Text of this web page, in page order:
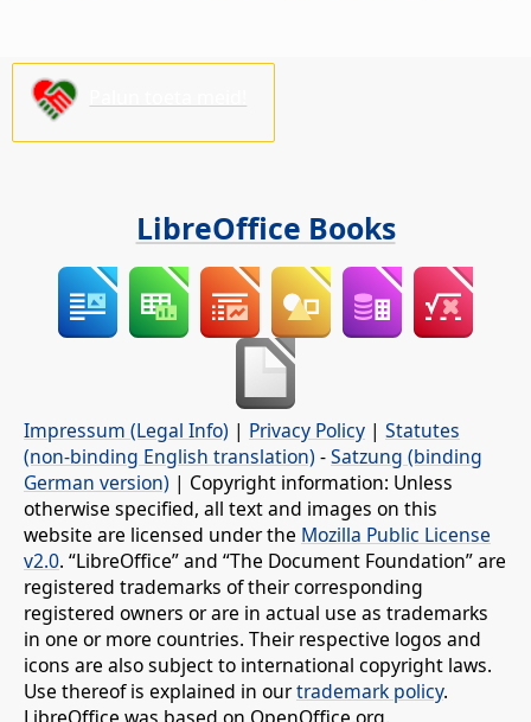
LibreOffice Books
Impressum (Legal Info) | Privacy Policy | Statutes
(non-binding English translation) -Satzung (binding
German version) | Copyright information: Unless
otherwise specified, all text and images on this
website are licensed under the Mozilla Public License
v2.0. “LibreOffice” and “The Document Foundation” are
registered trademarks of their corresponding
registered owners or are in actual use as trademarks
in one or more countries. Their respective logos and
icons are also subject to international copyright laws.
Use thereof is explained in ourtrademark policy.